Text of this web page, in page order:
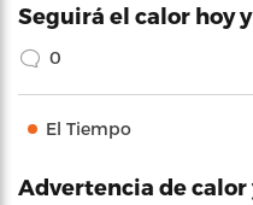
Seguirá el calor hoy
0
El Tiempo
Advertencia de calor